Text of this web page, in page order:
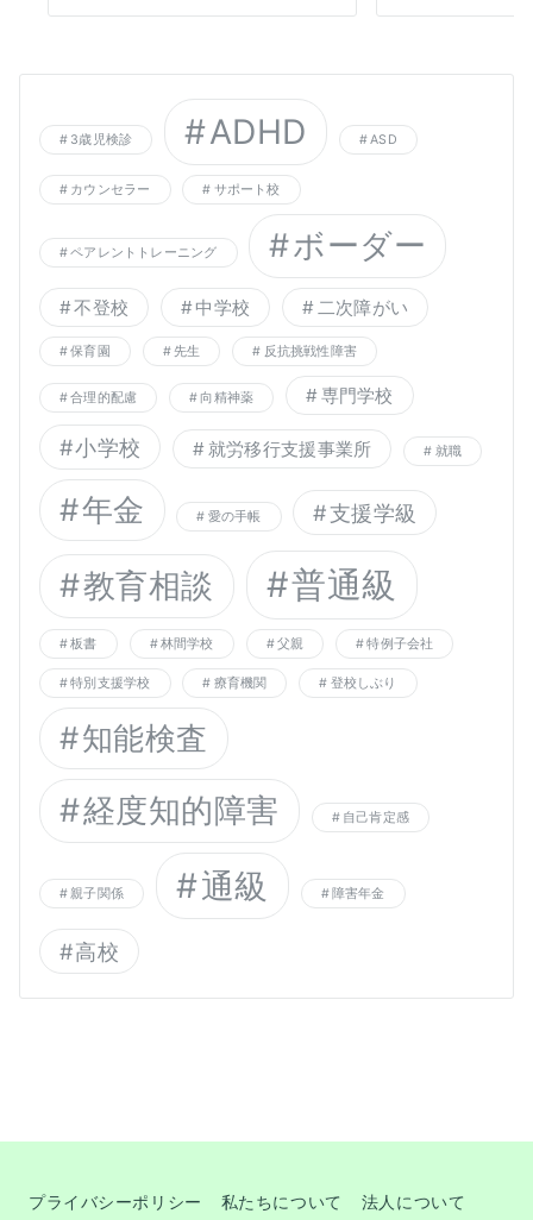
3歳児検診 ADHD ASD
カウンセラー サポート校
ペアレントトレーニング ボーダー
不登校 中学校 二次障がい
保育園 先生 反抗挑戦性障害
合理的配慮 向精神薬 専門学校
小学校 就労移行支援事業所 就職
年金 愛の手帳 支援学級
教育相談 普通級
板書 林間学校 父親 特例子会社
特別支援学校 療育機関 登校しぶり
知能検査
経度知的障害 自己肯定感
親子関係 通級 障害年金
高校
プライバシーポリシー 私たちについて 法人について